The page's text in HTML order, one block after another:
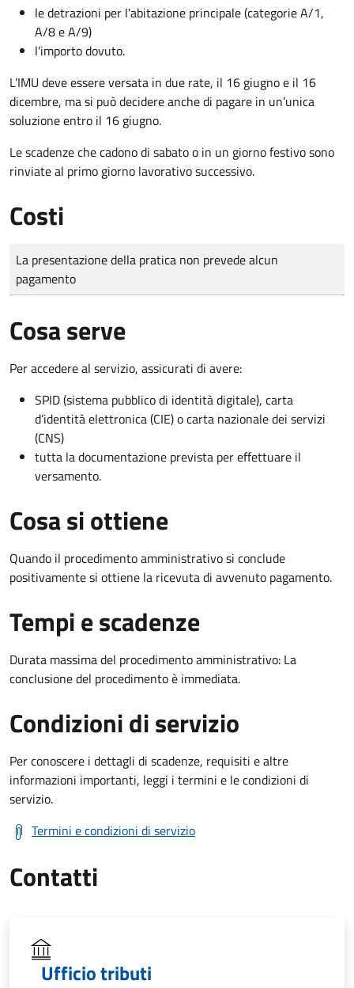
le detrazioni per l'abitazione principale (categorie A/1,
A/8 e A/9)
l'importo dovuto.
L’IMU deve essere versata in due rate, il 16 giugno e il 16
dicembre, ma si può decidere anche di pagare in un’unica
soluzione entro il 16 giugno.
Le scadenze che cadono di sabato o in un giorno festivo sono
rinviate al primo giorno lavorativo successivo.
Costi
Tipo di pagamento
Importo
La presentazione della pratica non prevede alcun
pagamento
Cosa serve
Per accedere al servizio, assicurati di avere:
SPID (sistema pubblico di identità digitale), carta
d’identità elettronica (CIE) o carta nazionale dei servizi
(CNS)
tutta la documentazione prevista per effettuare il
versamento.
Cosa si ottiene
Quando il procedimento amministrativo si conclude
positivamente si ottiene la ricevuta di avvenuto pagamento.
Tempi e scadenze
Durata massima del procedimento amministrativo: La
conclusione del procedimento è immediata.
Condizioni di servizio
Per conoscere i dettagli di scadenze, requisiti e altre
informazioni importanti, leggi i termini e le condizioni di
servizio.
Termini e condizioni di servizio
Contatti
Ufficio tributi